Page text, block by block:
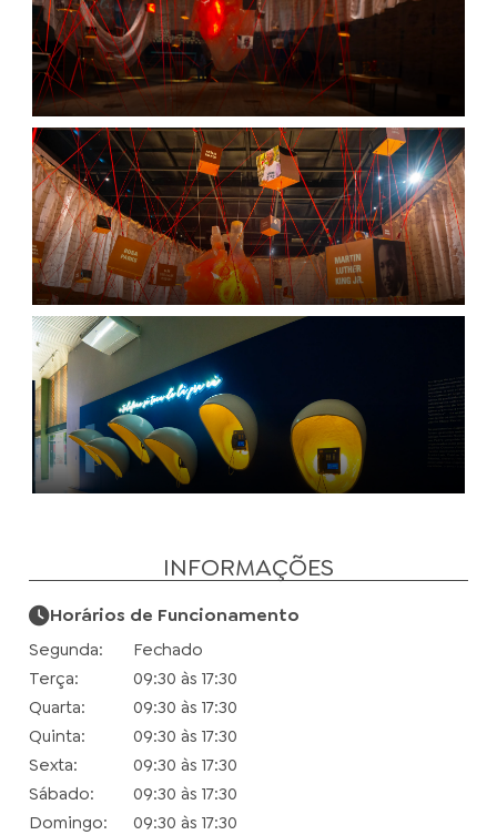
INFORMAÇÕES
Horários de Funcionamento
Segunda:
Fechado
Terça:
09:30 às 17:30
Quarta:
09:30 às 17:30
Quinta:
09:30 às 17:30
Sexta:
09:30 às 17:30
Sábado:
09:30 às 17:30
Domingo:
09:30 às 17:30